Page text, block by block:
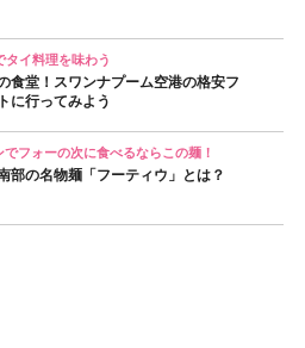
タイ料理を味わう
食堂！スワンナプーム空港の格安フ
に行ってみよう
でフォーの次に食べるならこの麺！
部の名物麺「フーティウ」とは？